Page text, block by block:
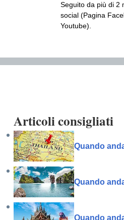
Articoli consigliati
Quando
Quando
Quando
Seguito da più di 2
social (Pagina
Youtube).